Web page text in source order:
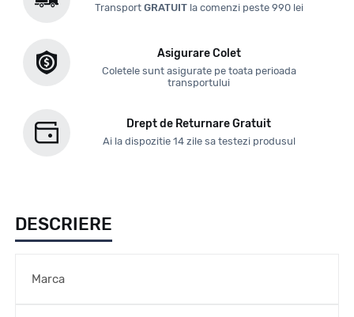
Transport GRATUITla comenzi peste 990 lei
Asigurare Colet
Coletele sunt asigurate pe toata perioada
transportului
Drept de Returnare Gratuit
Ai la dispozitie 14 zile sa testezi produsul
DESCRIERE
Marca